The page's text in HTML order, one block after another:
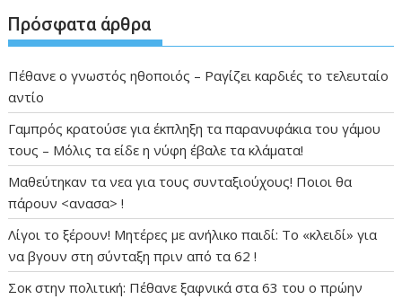
Πρόσφατα άρθρα
Πέθανε ο γνωστός ηθοποιός – Ραγίζει καρδιές το τελευταίο
αντίο
Γαμπρός κρατούσε για έκπληξη τα παρανυφάκια του γάμου
τους – Μόλις τα είδε η νύφη έβαλε τα κλάματα!
Μαθεύτηκαν τα νεα για τους συνταξιούχους! Ποιοι θα
πάρουν <ανασα> !
Λίγοι το ξέρουν! Μητέρες με ανήλικο παιδί: Το «κλειδί» για
να βγουν στη σύνταξη πριν από τα 62 !
Σοκ στην πολιτική: Πέθανε ξαφνικά στα 63 του ο πρώην